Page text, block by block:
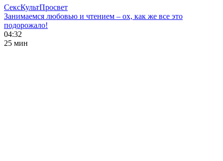
СексКультПросвет
Занимаемся любовью и чтением – ох, как же все это
подорожало!
04:32
25 мин